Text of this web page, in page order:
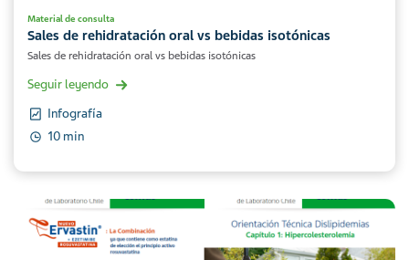
Material de consulta
Sales de rehidratación oral vs bebidas isotónicas
Sales de rehidratación oral vs bebidas isotónicas
Seguir leyendo
Infografía
10 min